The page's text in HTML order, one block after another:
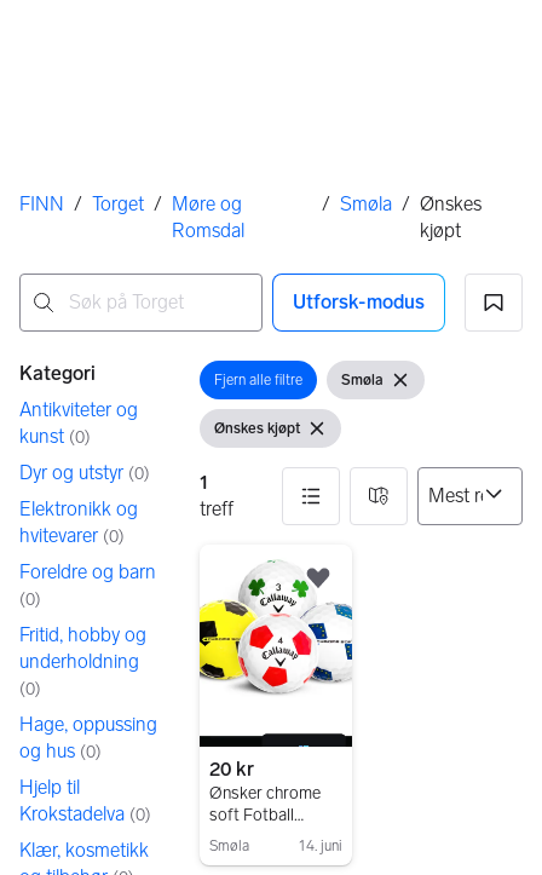
Her er du
FINN / Torget / Møre og
Romsdal
/ Smøla / Ønskes
kjøpt
Utforsk-modus
Filtre
Kategori
Antikviteter og
kunst (0)
Dyr og utstyr (0)
Elektronikk og
hvitevarer (0)
Foreldre og barn
(0)
Fritid, hobby og
underholdning
(0)
Hage, oppussing
og hus (0)
Hjelp til
Krokstadelva (0)
Klær, kosmetikk
Åpne filter
Fjern alle filtre Vis filter
Smøla Fjern filter
Vis filter
Ønskes kjøpt Fjern filter
1
treff
1 resultater
20 kr
Ønsker chrome
soft Fotball
golfballer
Smøla 14. juni